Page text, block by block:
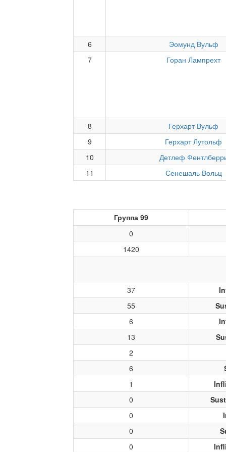
6
Эомунд Вульф
7
Горан Лампрехт
8
Герхарт Вульф
9
Герхарт Лутольф
10
Детлеф
11
Сенешаль Вольц
Группа 99
0
1420
37
55
6
13
2
6
1
0
0
0
0